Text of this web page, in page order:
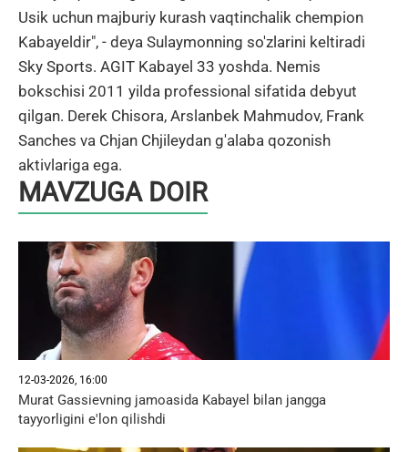
Usik uchun majburiy kurash vaqtinchalik chempion
Kabayeldir", - deya Sulaymonning so'zlarini keltiradi
Sky Sports. AGIT Kabayel 33 yoshda. Nemis
bokschisi 2011 yilda professional sifatida debyut
qilgan. Derek Chisora, Arslanbek Mahmudov, Frank
Sanches va Chjan Chjileydan g'alaba qozonish
aktivlariga ega.
MAVZUGA DOIR
12-03-2026, 16:00
Murat Gassievning jamoasida Kabayel bilan jangga
tayyorligini e'lon qilishdi